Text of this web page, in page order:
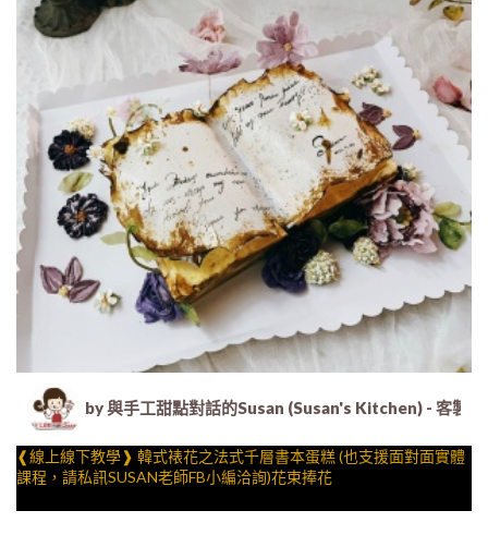
by 與手工甜點對話的Susan (Susan's Kitchen) - 客製
❰線上線下教學❱ 韓式裱花之法式千層書本蛋糕 (也支援面對面實體
課程，請私訊SUSAN老師FB小編洽詢)花束捧花